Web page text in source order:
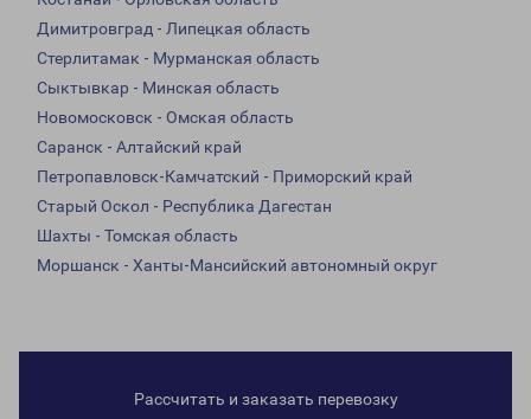
Димитровград - Липецкая область
Стерлитамак - Мурманская область
Сыктывкар - Минская область
Новомосковск - Омская область
Саранск - Алтайский край
Петропавловск-Камчатский - Приморский край
Старый Оскол - Республика Дагестан
Шахты - Томская область
Моршанск - Ханты-Мансийский автономный округ
Рассчитать и заказать перевозку